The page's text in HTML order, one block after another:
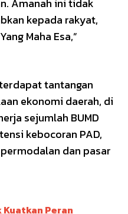
Amanah ini tidak
kepada rakyat,
Maha Esa,”
tantangan
ekonomi daerah, di
sejumlah BUMD
kebocoran PAD,
dan pasar
Kuatkan Peran